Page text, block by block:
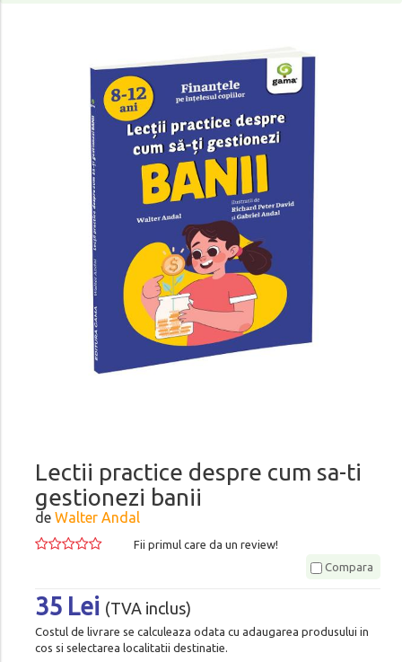
Lectii practice despre cum sa-ti
gestionezi banii
de Walter Andal
Fii primul care da un review!
Compara
35 Lei (TVA inclus)
Costul de livrare se calculeaza odata cu adaugarea produsului in
cos si selectarea localitatii destinatie.